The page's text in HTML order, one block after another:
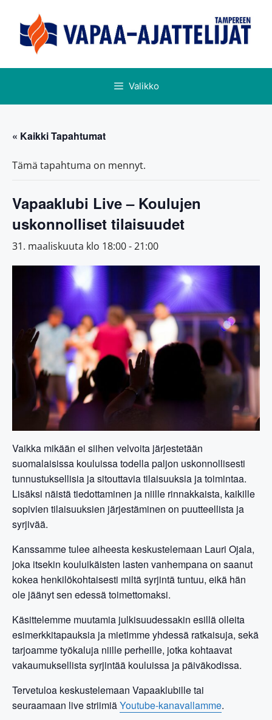
Valikko
« Kaikki Tapahtumat
Tämä tapahtuma on mennyt.
Vapaaklubi Live – Koulujen
uskonnolliset tilaisuudet
31. maaliskuuta klo 18:00-21:00
Vaikka mikään ei siihen velvoita järjestetään
suomalaisissa kouluissa todella paljon uskonnollisesti
tunnustuksellisia ja sitouttavia tilaisuuksia ja toimintaa.
Lisäksi näistä tiedottaminen ja niille rinnakkaista, kaikille
sopivien tilaisuuksien järjestäminen on puutteellista ja
syrjivää.
Kanssamme tulee aiheesta keskustelemaan Lauri Ojala,
joka itsekin kouluikäisten lasten vanhempana on saanut
kokea henkilökohtaisesti miltä syrjintä tuntuu, eikä hän
ole jäänyt sen edessä toimettomaksi.
Käsittelemme muutamia julkisuudessakin esillä olleita
esimerkkitapauksia ja mietimme yhdessä ratkaisuja, sekä
tarjoamme työkaluja niille perheille, jotka kohtaavat
vakaumuksellista syrjintää kouluissa ja päiväkodissa.
Tervetuloa keskustelemaan Vapaaklubille tai
seuraamaan live striimiäYoutube-kanavallamme.